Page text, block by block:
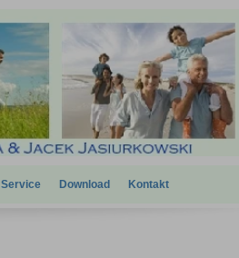
Service Download Kontakt